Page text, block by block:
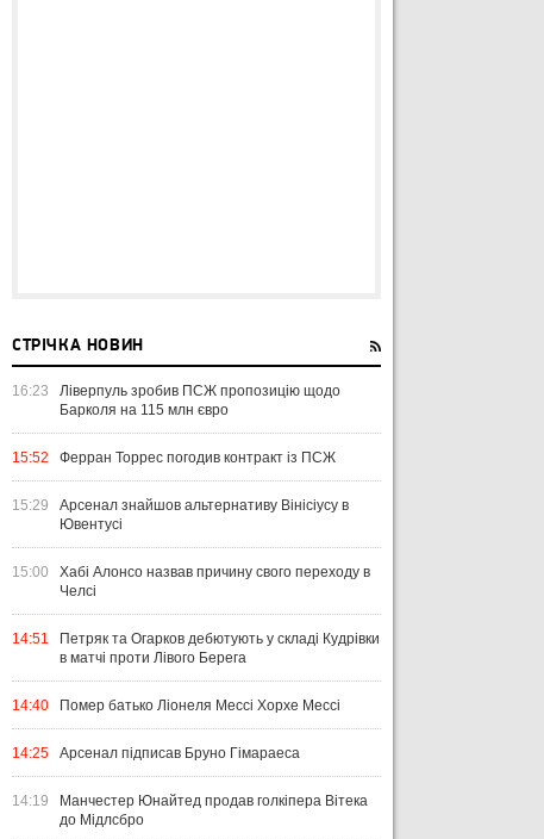
СТРІЧКА НОВИН
16:23
Ліверпуль зробив ПСЖ пропозицію щодо
Барколя на 115 млн євро
15:52 Ферран Торрес погодив контракт із ПСЖ
15:29
Арсенал знайшов альтернативу Вінісіусу в
Ювентусі
15:00
Хабі Алонсо назвав причину свого переходу в
Челсі
14:51
Петряк та Огарков дебютують у складі Кудрівки
в матчі проти Лівого Берега
14:40 Помер батько Ліонеля Мессі Хорхе Мессі
14:25 Арсенал підписав Бруно Гімараеса
14:19
Манчестер Юнайтед продав голкіпера Вітека
до Мідлсбро